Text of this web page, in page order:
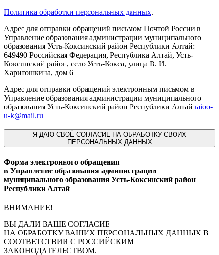
Политика обработки персональных данных.
Адрес для отправки обращений письмом Почтой России в
Управление образования администрации муниципального
образования Усть-Коксинский район Республики Алтай:
649490 Российская Федерация, Республика Алтай, Усть-
Коксинский район, село Усть-Кокса, улица В. И.
Харитошкина, дом 6
Адрес для отправки обращений электронным письмом в
Управление образования администрации муниципального
образования Усть-Коксинский район Республики Алтай raioo-
u-k@mail.ru
Я ДАЮ СВОЁ СОГЛАСИЕ НА ОБРАБОТКУ СВОИХ
ПЕРСОНАЛЬНЫХ ДАННЫХ
Форма электронного обращения
в Управление образования администрации
муниципального образования Усть-Коксинский район
Республики Алтай
ВНИМАНИЕ!
ВЫ ДАЛИ ВАШЕ СОГЛАСИЕ
НА ОБРАБОТКУ ВАШИХ ПЕРСОНАЛЬНЫХ ДАННЫХ В
СООТВЕТСТВИИ С РОССИЙСКИМ
ЗАКОНОДАТЕЛЬСТВОМ.